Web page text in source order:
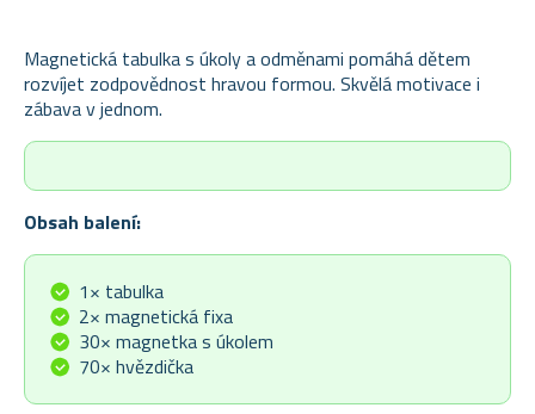
Magnetická tabulka s úkoly a odměnami pomáhá dětem
rozvíjet zodpovědnost hravou formou. Skvělá motivace i
zábava v jednom.
Obsah balení:
1× tabulka
2× magnetická fixa
30× magnetka s úkolem
70× hvězdička